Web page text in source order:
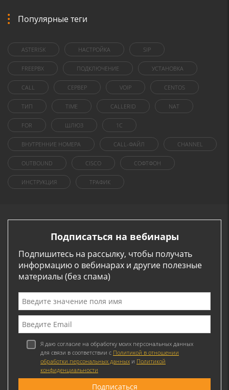
Популярные теги
ASTERISK НАСТРОЙКА SIP
FREEPBX ПОДКЛЮЧЕНИЕ УСТАНОВКА
CALL СЕРВЕР VOIP CENTOS
ТИП TIME CALLERID NAT
FOR ШЛЮЗ 1C
ВНУТРЕННИЕ НОМЕРА CALL-ФАЙЛ CHANNEL
OUTBOUND CISCO СОФТФОН
ИНСТРУКЦИЯ ТРАФИК
Подписаться на вебинары
Подпишитесь на рассылку, чтобы получать
информацию о вебинарах и другие полезные
материалы (без спама)
Я даю согласие на обработку моих персональных данных
для связи в соответствии с Политикой в отношении
обработки персональных данных и Политикой
конфиденциальности